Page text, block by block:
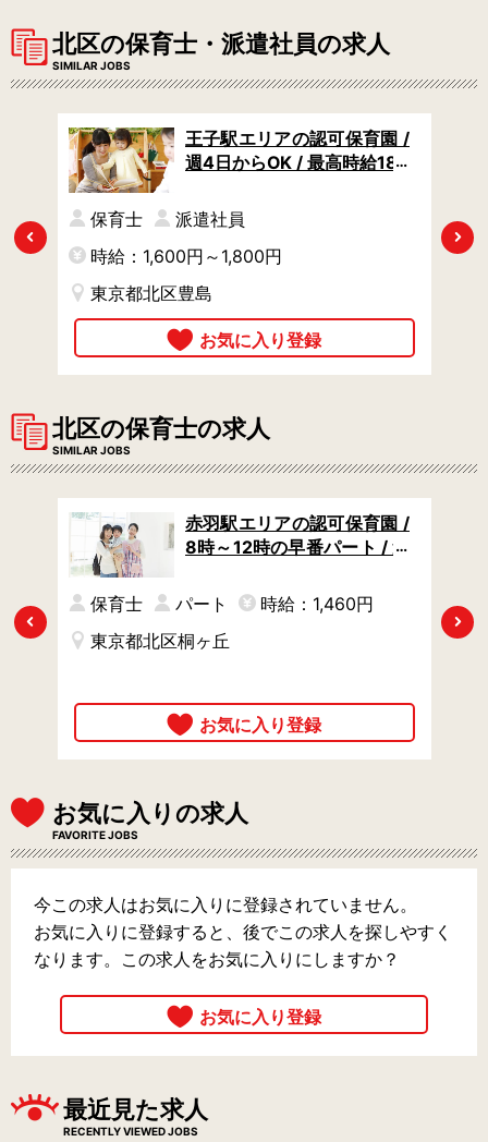
北区の保育士・派遣社員の求人
SIMILAR JOBS
Previous
王子駅エリアの認可保育園 /
週4日からOK / 最高時給180
休み
保育士
派遣社員
時給：1,600円～1,800円
東京都北区豊島
Next
北区の保育士の求人
SIMILAR JOBS
Previous
赤羽駅エリアの認可保育園 /
8時～12時の早番パート / 週
保育士 パート
時給：1,460円
東京都北区桐ヶ丘
Next
お気に入りの求人
FAVORITE JOBS
今この求人はお気に入りに登録されていません。
お気に入りに登録すると、後でこの求人を探しやすく
なります。この求人をお気に入りにしますか？
最近見た求人
RECENTLY VIEWED JOBS